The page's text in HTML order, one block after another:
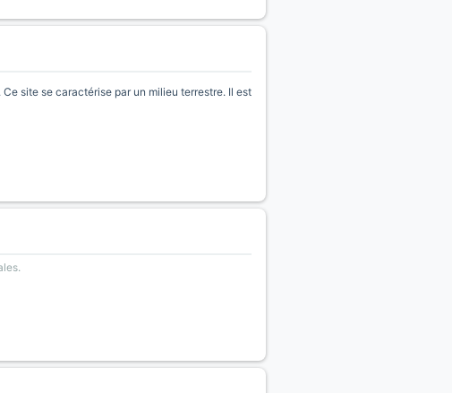
site se caractérise par un milieu terrestre. Il est